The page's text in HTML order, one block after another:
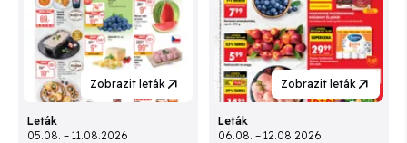
Zobrazit leták
Leták
05.08. – 11.08.2026
Zobrazit leták
Leták
06.08. – 12.08.2026